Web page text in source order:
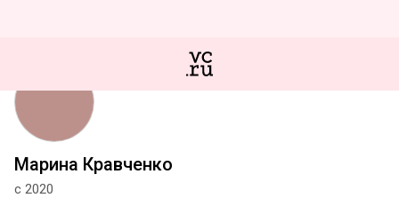
Марина Кравченко
с 2020